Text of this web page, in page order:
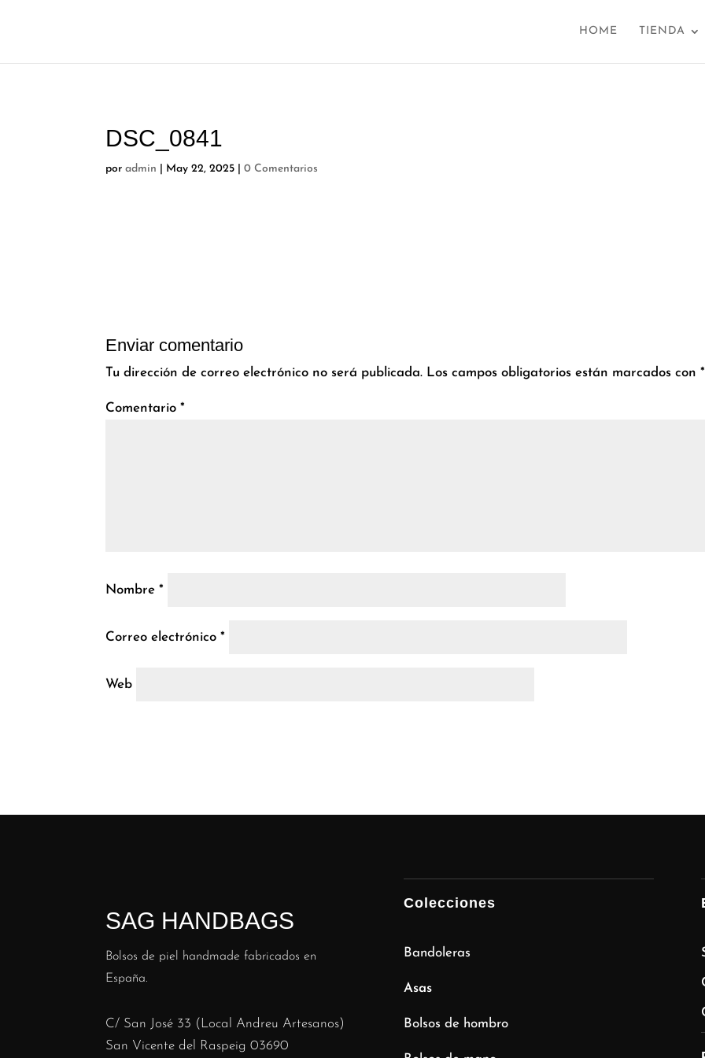
HOME TIENDA
DSC_0841
poradmin May 22, 2025 |0 Comentarios
Enviar comentario
Tu dirección de correo electrónico no será publicada. Los campos obligatorios están marcados con*
Comentario*
Nombre*
Correo electrónico*
Web
SAG HANDBAGS
Bolsos de piel handmade fabricados en
España.
C/ San José 33 (Local Andreu Artesanos)
San Vicente del Raspeig 03690
Colecciones
Bandoleras
Asas
Bolsos de hombro